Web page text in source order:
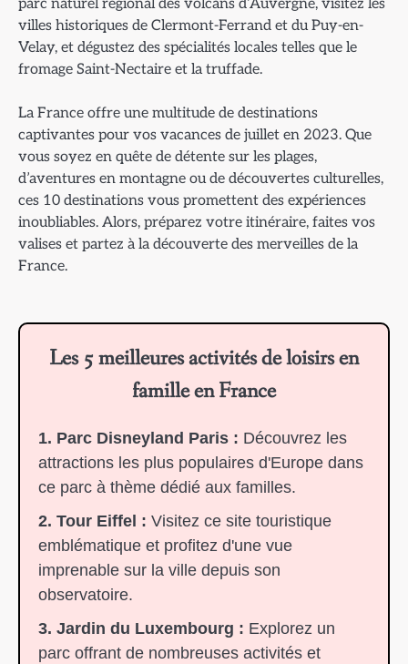
parc naturel régional des volcans d’Auvergne, visitez les
villes historiques de Clermont-Ferrand et du Puy-en-
Velay, et dégustez des spécialités locales telles que le
fromage Saint-Nectaire et la truffade.
La France offre une multitude de destinations
captivantes pour vos vacances de juillet en 2023. Que
vous soyez en quête de détente sur les plages,
d’aventures en montagne ou de découvertes culturelles,
ces 10 destinations vous promettent des expériences
inoubliables. Alors, préparez votre itinéraire, faites vos
valises et partez à la découverte des merveilles de la
France.
Les 5 meilleures activités de loisirs en
famille en France
1. Parc Disneyland Paris : Découvrez les
attractions les plus populaires d'Europe dans
ce parc à thème dédié aux familles.
2. Tour Eiffel : Visitez ce site touristique
emblématique et profitez d'une vue
imprenable sur la ville depuis son
observatoire.
3. Jardin du Luxembourg : Explorez un
parc offrant de nombreuses activités et